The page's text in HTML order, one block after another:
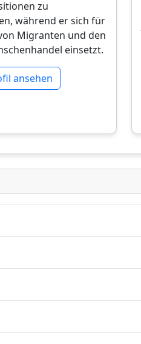
zu
während er sich für
Migranten und den
einsetzt.
ansehen